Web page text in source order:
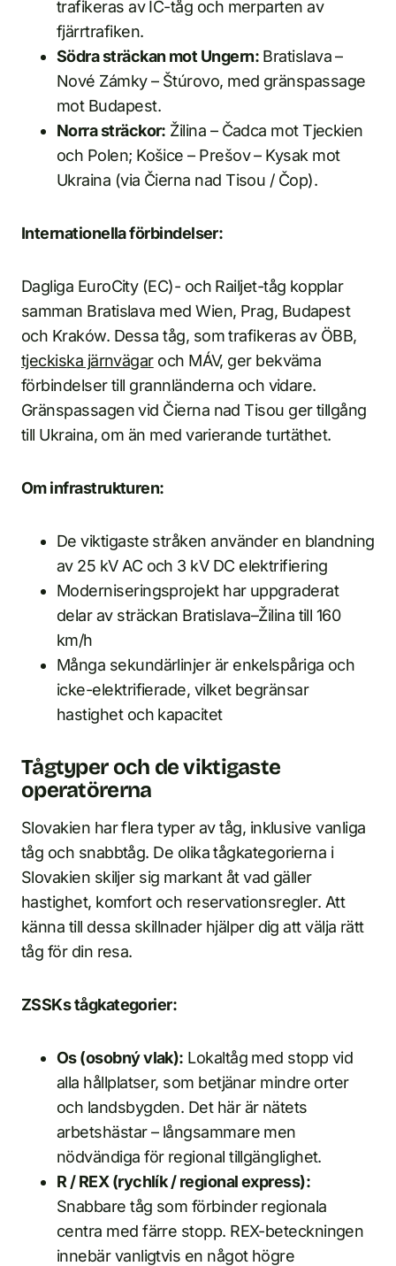
trafikeras av IC-tåg och merparten av
fjärrtrafiken.
Södra sträckan mot Ungern:Bratislava –
Nové Zámky – Štúrovo, med gränspassage
mot Budapest.
Norra sträckor: Žilina – Čadca mot Tjeckien
och Polen; Košice – Prešov – Kysak mot
Ukraina (via Čierna nad Tisou / Čop).
Internationella förbindelser:
Dagliga EuroCity (EC)- och Railjet-tåg kopplar
samman Bratislava med Wien, Prag, Budapest
och Kraków. Dessa tåg, som trafikeras av ÖBB,
tjeckiska järnvägaroch MÁV, ger bekväma
förbindelser till grannländerna och vidare.
Gränspassagen vid Čierna nad Tisou ger tillgång
till Ukraina, om än med varierande turtäthet.
Om infrastrukturen:
De viktigaste stråken använder en blandning
av 25 kV AC och 3 kV DC elektrifiering
Moderniseringsprojekt har uppgraderat
delar av sträckan Bratislava–Žilina till 160
km/h
Många sekundärlinjer är enkelspåriga och
icke-elektrifierade, vilket begränsar
hastighet och kapacitet
Tågtyper och de viktigaste
operatörerna
Slovakien har flera typer av tåg, inklusive vanliga
tåg och snabbtåg. De olika tågkategorierna i
Slovakien skiljer sig markant åt vad gäller
hastighet, komfort och reservationsregler. Att
känna till dessa skillnader hjälper dig att välja rätt
tåg för din resa.
ZSSKs tågkategorier:
Os (osobný vlak): Lokaltåg med stopp vid
alla hållplatser, som betjänar mindre orter
och landsbygden. Det här är nätets
arbetshästar – långsammare men
nödvändiga för regional tillgänglighet.
R / REX (rychlík / regional express):
Snabbare tåg som förbinder regionala
centra med färre stopp. REX-beteckningen
innebär vanligtvis en något högre